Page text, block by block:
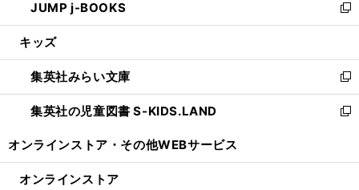
で
開
ド
ウ
開
く
ィ
ン
ウ
で
開
く
い
ウ
ン
ド
ウ
で
JUMP j-BOOKS
新
し
ウ
ィ
ン
ド
開
キッズ
集英社みらい文庫
新
し
い
ン
集英社の児童図書 S-KIDS.LAND
新
ウ
オンラインストア・ その他WEBサービス
オンラインストア